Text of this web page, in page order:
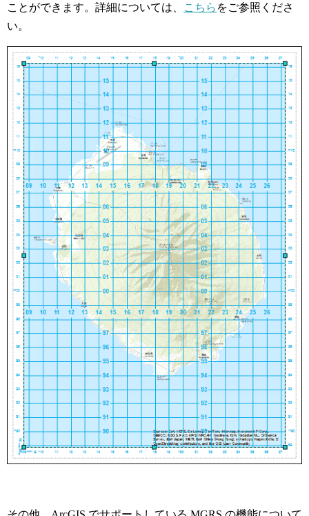
ことができます。詳細については、
こちら をご参照くださ
い。